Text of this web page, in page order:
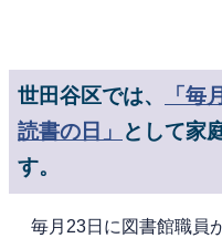
世田谷区では、
「毎
読書の日」
として家
す。
毎月23日に図書館職員